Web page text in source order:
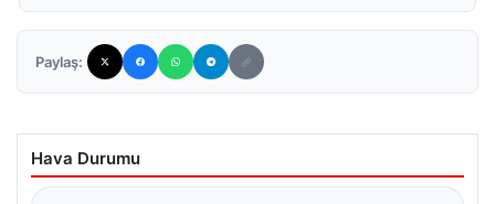
Paylaş:
Hava Durumu